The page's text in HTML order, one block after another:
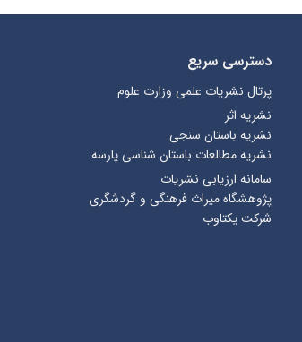
دسترسی سریع
پرتال نشریات علمی وزارت علوم
نشریه اثر
نشریه باستان سنجی
نشریه مطالعات باستان شناسی پارسه
سامانه ارزیابی نشریات
پژوهشگاه میراث فرهنگی و گردشگری
شرکت یکتاوب